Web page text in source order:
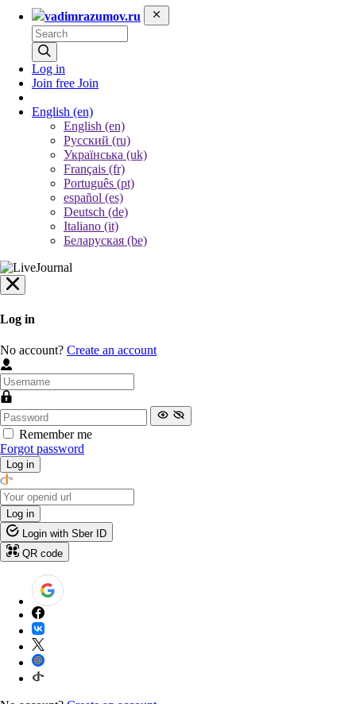
vadimrazumov.ru
Log in
Join free Join
English (en)
English (en)
Русский (ru)
Українська (uk)
Français (fr)
Português (pt)
español (es)
Deutsch (de)
Italiano (it)
Беларуская (be)
Log in
No account? Create an account
Remember me
Forgot password
Log in
Log in
Login with Sber ID
QR code